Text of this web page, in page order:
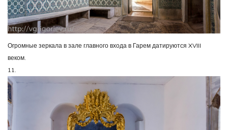
Огромные зеркала в зале главного входа в Гарем датируются XVIII
веком.
11.